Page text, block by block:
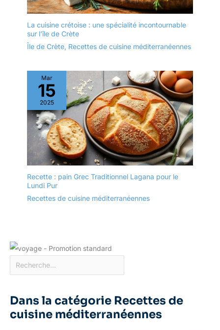
– Conçu pour la vie
moderne, ce plat four
résiste aux chocs
micro-ondes, four et
s'écaille pas et se nettoie
en un clin d'œil. Un set
de plats à four fiables et
empilables, parfaits pour
optimiser le rangement
dans vos placards.
La cuisine crétoise : une spécialité incontournable
sur l’île de Crète
Île de Crète, Recettes de cuisine méditerranéennes
Mar
15
2025
Recette : pain Grec Traditionnel Lagana pour le
Lundi Pur
Recettes de cuisine méditerranéennes
Dans la catégorie Recettes de
cuisine méditerranéennes